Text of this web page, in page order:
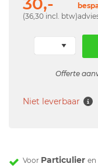
(36,30 incl. btw)
Offerte
Niet leverbaar
Voor Particulier en